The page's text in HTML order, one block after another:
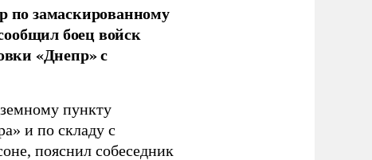
по замаскированному
боец войск
«Днепр» с
пункту
и по складу с
пояснил собеседник